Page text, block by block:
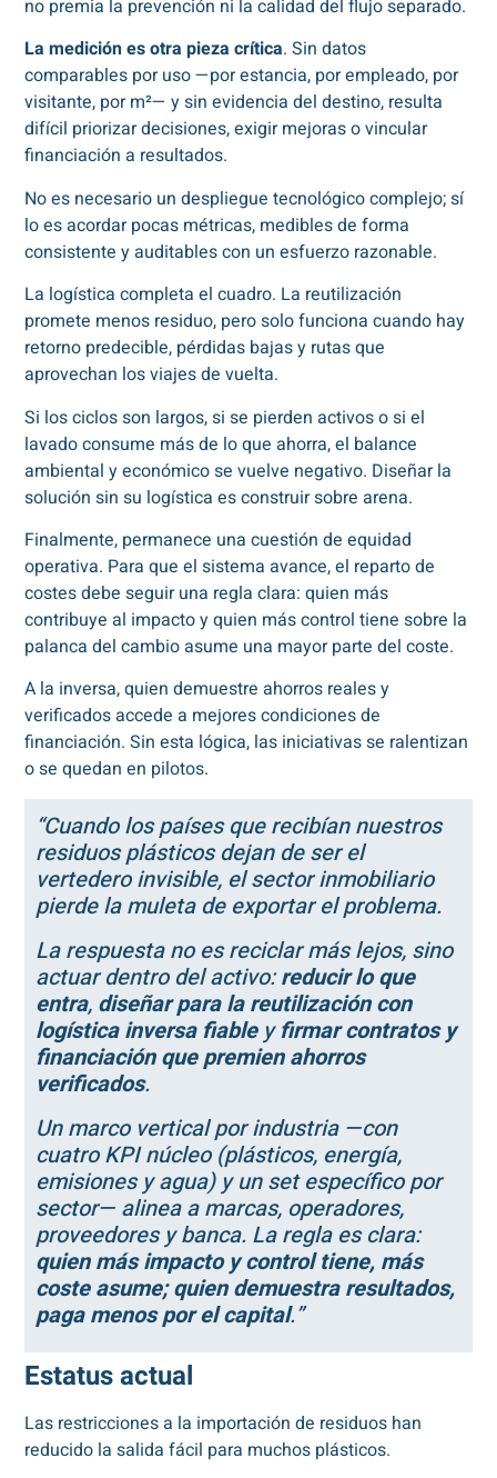
no premia la prevención ni la calidad del flujo separado.
La medición es otra pieza crítica. Sin datos
comparables por uso —por estancia, por empleado, por
visitante, por m²— y sin evidencia del destino, resulta
difícil priorizar decisiones, exigir mejoras o vincular
financiación a resultados.
No es necesario un despliegue tecnológico complejo; sí
lo es acordar pocas métricas, medibles de forma
consistente y auditables con un esfuerzo razonable.
La logística completa el cuadro. La reutilización
promete menos residuo, pero solo funciona cuando hay
retorno predecible, pérdidas bajas y rutas que
aprovechan los viajes de vuelta.
Si los ciclos son largos, si se pierden activos o si el
lavado consume más de lo que ahorra, el balance
ambiental y económico se vuelve negativo. Diseñar la
solución sin su logística es construir sobre arena.
Finalmente, permanece una cuestión de equidad
operativa. Para que el sistema avance, el reparto de
costes debe seguir una regla clara: quien más
contribuye al impacto y quien más control tiene sobre la
palanca del cambio asume una mayor parte del coste.
A la inversa, quien demuestre ahorros reales y
verificados accede a mejores condiciones de
financiación. Sin esta lógica, las iniciativas se ralentizan
o se quedan en pilotos.
“Cuando los países que recibían nuestros
residuos plásticos dejan de ser el
vertedero invisible, el sector inmobiliario
pierde la muleta de exportar el problema.
La respuesta no es reciclar más lejos, sino
actuar dentro del activo:reducir lo que
entra, diseñar para la reutilización con
logística inversa fiableyfirmar contratos y
financiación que premien ahorros
verificados.
Un marco vertical por industria —con
cuatro KPI núcleo (plásticos, energía,
emisiones y agua) y un set específico por
sector— alinea a marcas, operadores,
proveedores y banca. La regla es clara:
quien más impacto y control tiene, más
coste asume; quien demuestra resultados,
paga menos por el capital.”
Estatus actual
Las restricciones a la importación de residuos han
reducido la salida fácil para muchos plásticos.